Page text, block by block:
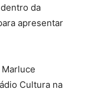
da
apresentar
Marluce
Cultura na